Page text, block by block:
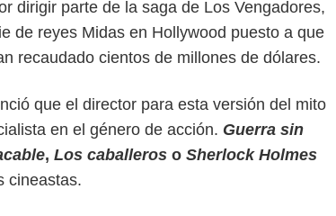
dirigir parte de la saga de Los Vengadores,
de reyes Midas en Hollywood puesto a que
recaudado cientos de millones de dólares.
que el director para esta versión del mito
en el género de acción. Guerra sin
, Los caballeros o Sherlock Holmes
cineastas.